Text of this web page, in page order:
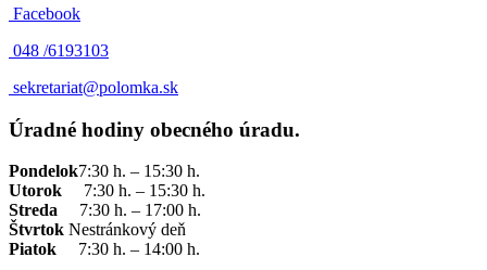
Facebook
048 /6193103
sekretariat@polomka.sk
Úradné hodiny obecného úradu.
Pondelok7:30 h. – 15:30 h.
Utorok 7:30 h. – 15:30 h.
Streda 7:30 h. – 17:00 h.
Štvrtok Nestránkový deň
Piatok
7:30 h. – 14:00 h.